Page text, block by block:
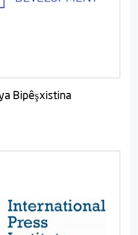
Bipêşxistina